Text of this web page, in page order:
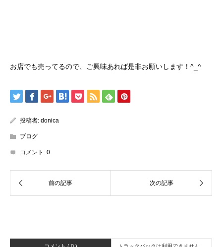
お店でも売ってるので、ご興味あれば是非お願いします！^_^
投稿者: donica
ブログ
コメント: 0